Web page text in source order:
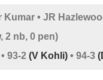
• JR
2 nb, 0 pen)
• 93-2 (V Kohli) • 94-3